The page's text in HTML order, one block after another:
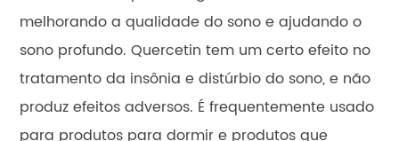
melhorando a qualidade do sono e ajudando o
sono profundo. Quercetin tem um certo efeito no
tratamento da insônia e distúrbio do sono, e não
produz efeitos adversos. É frequentemente usado
para produtos para dormir e produtos que